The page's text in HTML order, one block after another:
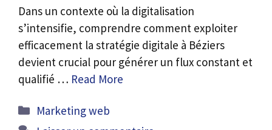
Dans un contexte où la digitalisation
s’intensifie, comprendre comment exploiter
efficacement la stratégie digitale à Béziers
devient crucial pour générer un flux constant et
qualifié … Read More
Catégories
Marketing web